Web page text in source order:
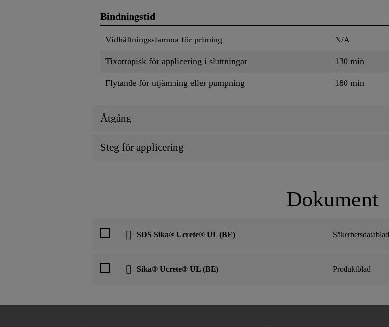
Bindningstid
Vidhäftningsslamma för priming N/A
Tixotropisk för applicering i sluttningar 130 min
Flytande för utjämning eller pumpning 180 min
Åtgång
Steg för applicering
Dokument
SDS Sika® Ucrete® UL (BE) Säkerhetsdatablad
Sika® Ucrete® UL (BE) Produktblad